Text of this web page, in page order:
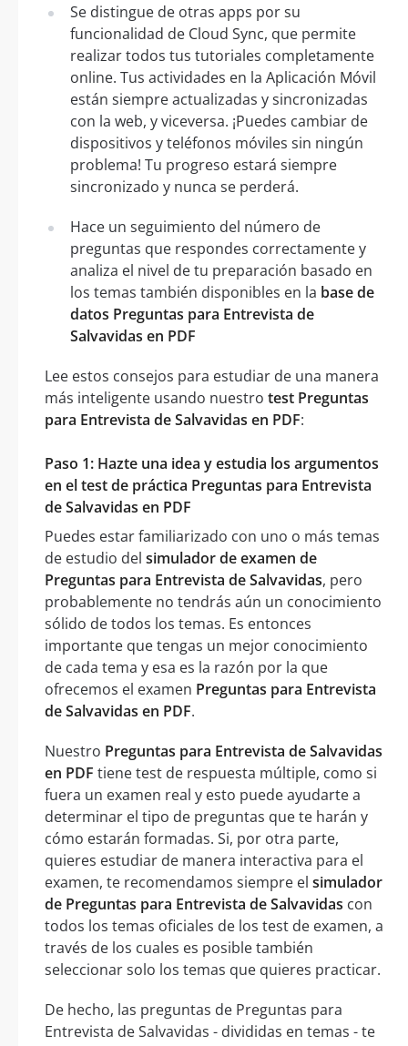
Se distingue de otras apps por su
funcionalidad de Cloud Sync, que permite
realizar todos tus tutoriales completamente
online. Tus actividades en la Aplicación Móvil
están siempre actualizadas y sincronizadas
con la web, y viceversa. ¡Puedes cambiar de
dispositivos y teléfonos móviles sin ningún
problema! Tu progreso estará siempre
sincronizado y nunca se perderá.
Hace un seguimiento del número de
preguntas que respondes correctamente y
analiza el nivel de tu preparación basado en
los temas también disponibles en la base de
datos Preguntas para Entrevista de
Salvavidas en PDF
Lee estos consejos para estudiar de una manera
más inteligente usando nuestro test Preguntas
para Entrevista de Salvavidas en PDF:
Paso 1: Hazte una idea y estudia los argumentos
en el test de práctica Preguntas para Entrevista
de Salvavidas en PDF
Puedes estar familiarizado con uno o más temas
de estudio del simulador de examen de
Preguntas para Entrevista de Salvavidas, pero
probablemente no tendrás aún un conocimiento
sólido de todos los temas. Es entonces
importante que tengas un mejor conocimiento
de cada tema y esa es la razón por la que
ofrecemos el examen Preguntas para Entrevista
de Salvavidas en PDF.
Nuestro Preguntas para Entrevista de Salvavidas
en PDF tiene test de respuesta múltiple, como si
fuera un examen real y esto puede ayudarte a
determinar el tipo de preguntas que te harán y
cómo estarán formadas. Si, por otra parte,
quieres estudiar de manera interactiva para el
examen, te recomendamos siempre el simulador
de Preguntas para Entrevista de Salvavidas con
todos los temas oficiales de los test de examen, a
través de los cuales es posible también
seleccionar solo los temas que quieres practicar.
De hecho, las preguntas de Preguntas para
Entrevista de Salvavidas - divididas en temas - te